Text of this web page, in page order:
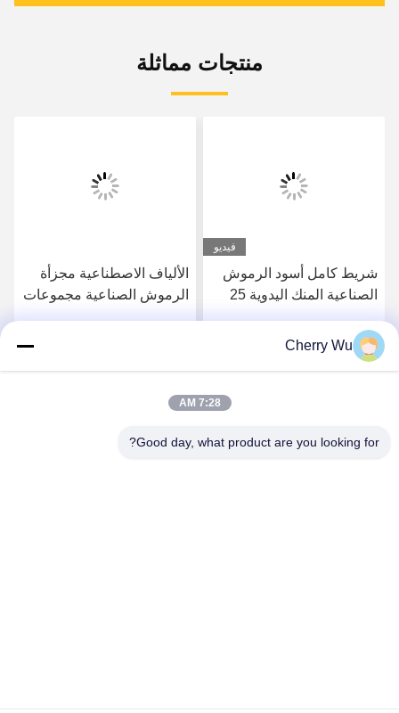
منتجات مماثلة
فيديو
شريط كامل أسود الرموش
الصناعية المنك اليدوية 25
الطبيعية
احصل على افضل سعر
الألياف الاصطناعية مجزأة
الرموش الصناعية مجموعات
Cherry Wu
7:28 AM
Good day, what product are you looking for?